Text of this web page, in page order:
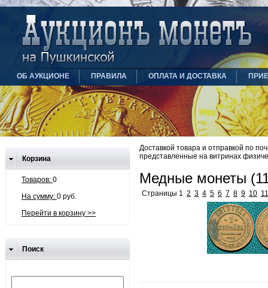
ОБ АУКЦИОНЕ ПРАВИЛА ОПЛАТА И ДОСТАВКА
Корзина
Товаров: 0
На сумму: 0 руб.
Перейти в корзину >>
Поиск
Доставкой товара и отправкой по
представленные на витринах
Медные монеты
Страницы 1 2 3 4 5 6 7 8 9 10 11